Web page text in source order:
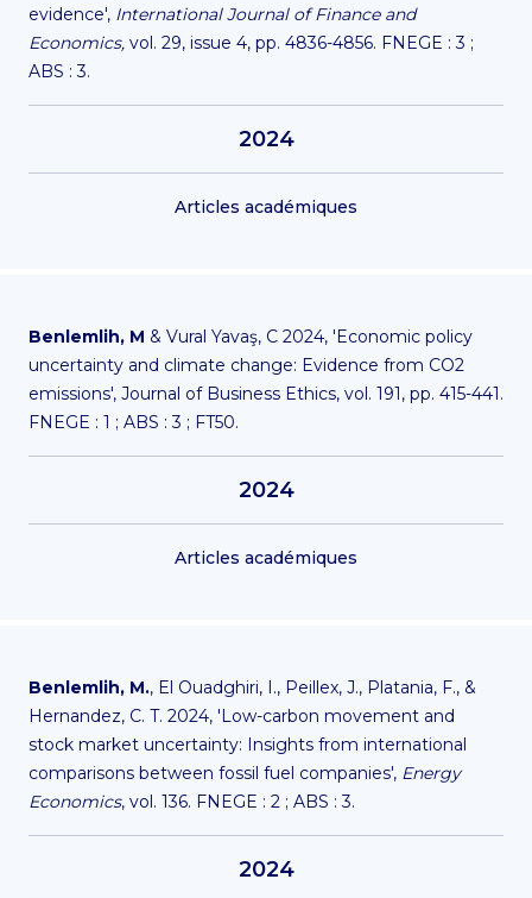
evidence', International Journal of Finance and
Economics, vol. 29, issue 4, pp. 4836-4856. FNEGE : 3 ;
ABS : 3.
2024
Articles académiques
Benlemlih, M & Vural Yavaş, C 2024, 'Economic policy
uncertainty and climate change: Evidence from CO2
emissions', Journal of Business Ethics, vol. 191, pp. 415-441.
FNEGE : 1 ; ABS : 3 ; FT50.
2024
Articles académiques
Benlemlih, M., El Ouadghiri, I., Peillex, J., Platania, F., &
Hernandez, C. T. 2024, 'Low-carbon movement and
stock market uncertainty: Insights from international
comparisons between fossil fuel companies', Energy
Economics, vol. 136. FNEGE : 2 ; ABS : 3.
2024